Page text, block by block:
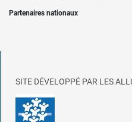
Partenaires nationaux
SITE DÉVELOPPÉ PAR LES